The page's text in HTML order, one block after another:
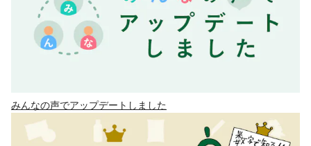
みんなの声でアップデートしました